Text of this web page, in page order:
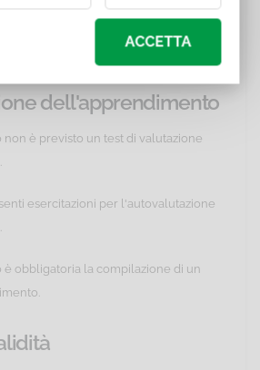
dell'apprendimento
è previsto un test di valutazione
esercitazioni per l'autovalutazione
obbligatoria la compilazione di un
ACCETTA